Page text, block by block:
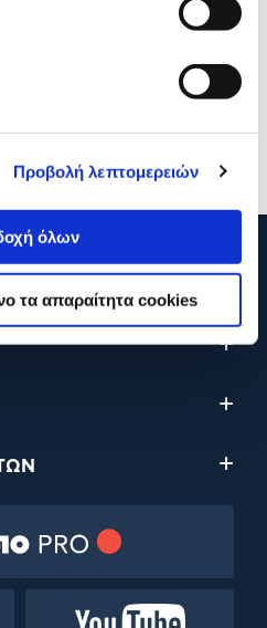
Προβολή λεπτομερειών
όλων
τα απαραίτητα cookies
Q-Connect Χαρτί Φωτ/κο
2895000